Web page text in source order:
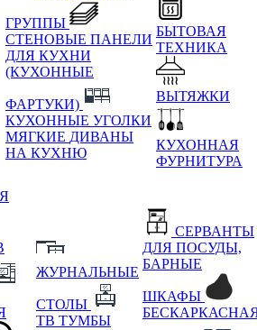
ГРУППЫ
СТЕНОВЫЕ ПАНЕЛИ
ДЛЯ КУХНИ
(КУХОННЫЕ
ФАРТУКИ)
КУХОННЫЕ УГОЛКИ
МЯГКИЕ ДИВАНЫ
НА КУХНЮ
БЫТОВАЯ
ТЕХНИКА
ВЫТЯЖКИ
КУХОННАЯ
ФУРНИТУРА
ЖУРНАЛЬНЫЕ
СТОЛЫ
ТВ ТУМБЫ
СЕРВАНТЫ
ДЛЯ ПОСУДЫ,
БАРНЫЕ
ШКАФЫ